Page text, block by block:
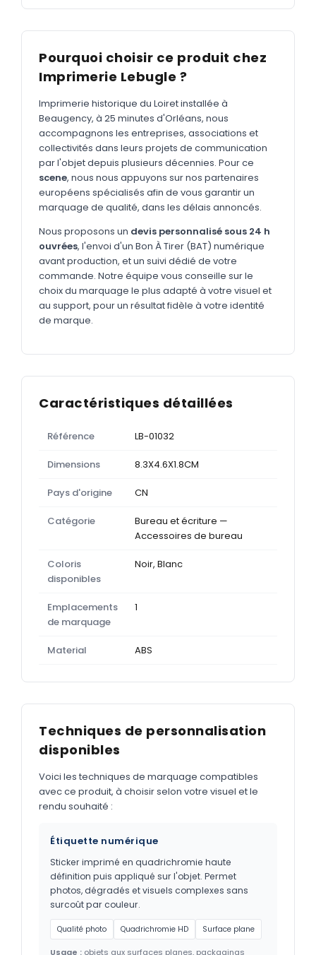
MARQUAGE TEXTILE
Tee-shirts
Polos Nouveau
Sweatshirts
GOODIES
Catalogue complet Nouveau
Bureau & écriture
Sacs & voyages
Verres & déjeuner
Technologie
Vêtements
Outils & porte-clés
Cuisine
Pourquoi choisir ce produit chez
Imprimerie Lebugle ?
Imprimerie historique du Loiret installée à
Beaugency, à 25 minutes d'Orléans, nous
accompagnons les entreprises, associations et
collectivités dans leurs projets de communication
par l'objet depuis plusieurs décennies. Pour ce
scene, nous nous appuyons sur nos partenaires
européens spécialisés afin de vous garantir un
marquage de qualité, dans les délais annoncés.
Nous proposons un devis personnalisé sous 24 h
ouvrées, l'envoi d'un Bon À Tirer (BAT) numérique
avant production, et un suivi dédié de votre
commande. Notre équipe vous conseille sur le
choix du marquage le plus adapté à votre visuel et
au support, pour un résultat fidèle à votre identité
de marque.
Caractéristiques détaillées
Référence LB-01032
Dimensions 8.3X4.6X1.8CM
Pays d'origine CN
Catégorie
Bureau et écriture —
Accessoires de bureau
Coloris
disponibles
Noir, Blanc
Emplacements
de marquage
1
Material ABS
Techniques de personnalisation
disponibles
Voici les techniques de marquage compatibles
avec ce produit, à choisir selon votre visuel et le
rendu souhaité :
Étiquette numérique
Sticker imprimé en quadrichromie haute
définition puis appliqué sur l'objet. Permet
photos, dégradés et visuels complexes sans
surcoût par couleur.
Qualité photo Quadrichromie HD Surface plane
Usage : objets aux surfaces planes, packagings